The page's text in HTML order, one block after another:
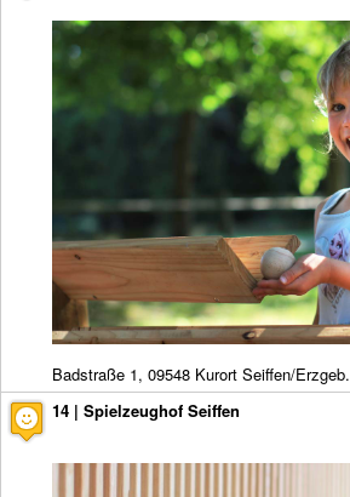
Badstraße 1, 09548 Kurort Seiffen/Erzgeb.
14 | Spielzeughof Seiffen